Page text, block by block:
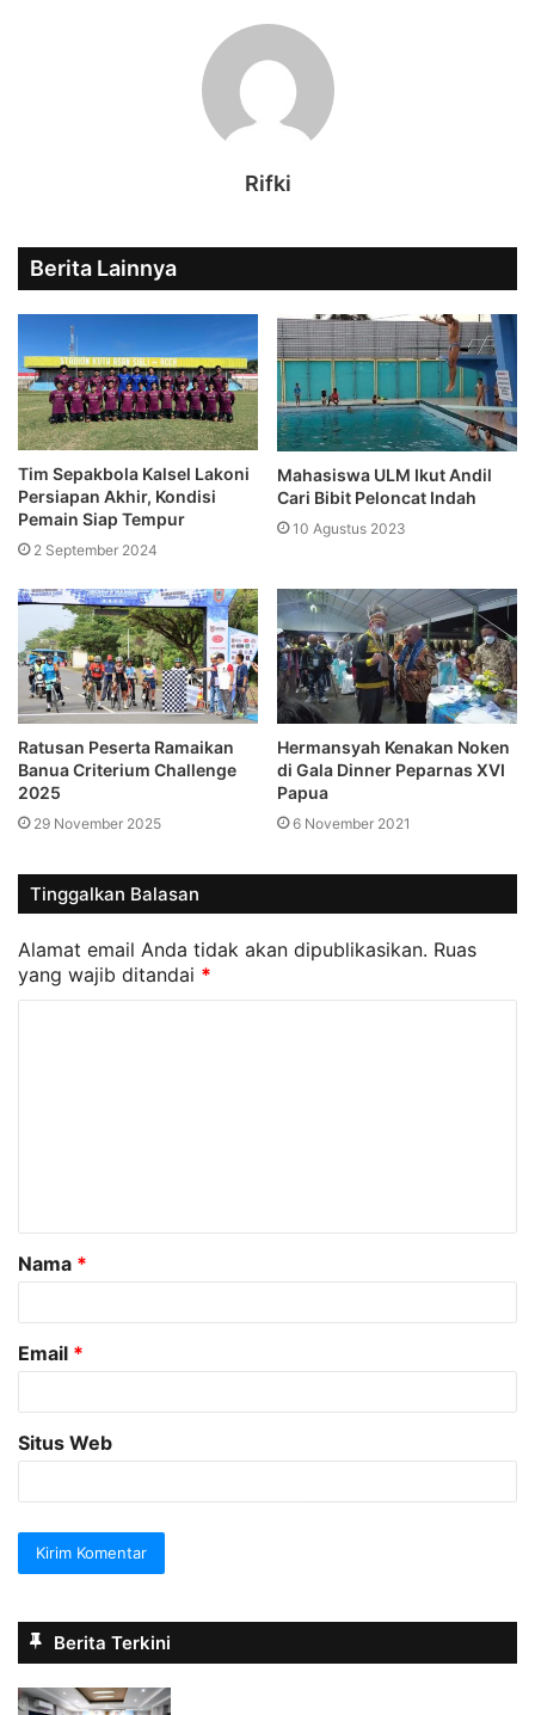
Rifki
Berita Lainnya
Tim Sepakbola Kalsel Lakoni
Persiapan Akhir, Kondisi
Pemain Siap Tempur
2 September 2024
Mahasiswa ULM Ikut Andil
Cari Bibit Peloncat Indah
10 Agustus 2023
Ratusan Peserta Ramaikan
Banua Criterium Challenge
2025
29 November 2025
Hermansyah Kenakan Noken
di Gala Dinner Peparnas XVI
Papua
6 November 2021
Tinggalkan Balasan
Alamat email Anda tidak akan dipublikasikan. Ruas
yang wajib ditandai *
a
r
Nama *
Email *
Situs Web
Berita Terkini